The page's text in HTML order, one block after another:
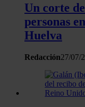
Un corte
personas
Huelva
Redacción27/07/